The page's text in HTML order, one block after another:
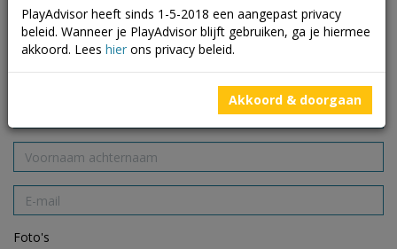
Foto's
PlayAdvisor heeft sinds 1-5-2018 een aangepast privacy
beleid. Wanneer je PlayAdvisor blijft gebruiken, ga je hiermee
akkoord. Lees hier ons privacy beleid.
Akkoord & doorgaan